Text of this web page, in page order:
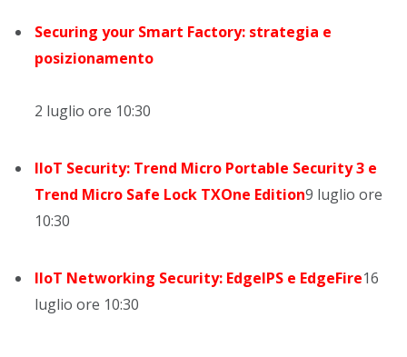
Securing your Smart Factory: strategia e
posizionamento
2 luglio ore 10:30
IIoT Security: Trend Micro Portable Security3 e
Trend Micro Safe Lock TXOne Edition9 luglio ore
10:30
IIoT Networking Security: EdgeIPS e EdgeFire16
luglio ore 10:30